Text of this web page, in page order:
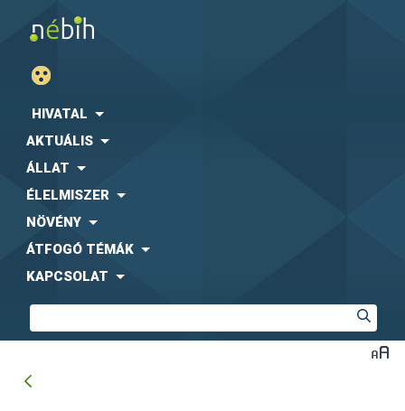
HIVATAL
AKTUÁLIS
ÁLLAT
ÉLELMISZER
NÖVÉNY
ÁTFOGÓ TÉMÁK
KAPCSOLAT